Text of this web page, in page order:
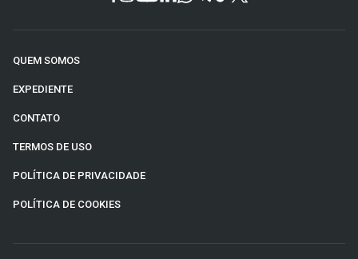
QUEM SOMOS
EXPEDIENTE
CONTATO
TERMOS DE USO
POLÍTICA DE PRIVACIDADE
POLÍTICA DE COOKIES